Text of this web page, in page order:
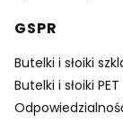
GSPR
Butelki i słoiki
Butelki i słoiki PET